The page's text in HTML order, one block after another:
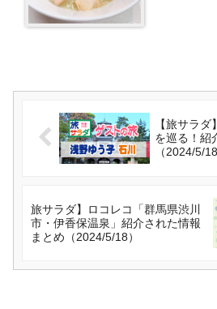
【旅サラダ
を巡る！紹
（2024/5/18
旅サラダ】ロコレコ「群馬県渋川
市・伊香保温泉」紹介された情報
まとめ（2024/5/18）